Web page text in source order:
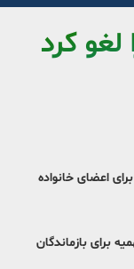
کرد
برای اعضای خانواده
برای بازماندگان